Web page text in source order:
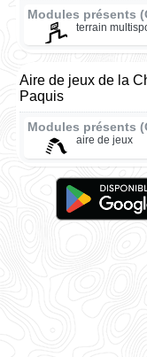
Modules présents
terrain
Aire de jeux de la
Paquis
Modules présents
aire de jeux